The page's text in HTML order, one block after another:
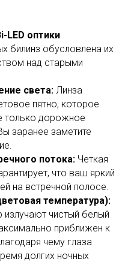
LED оптики
билинз обусловлена их
над старыми
света: Линза
пятно, которое
только дорожное
заранее заметите
потока: Четкая
что ваш яркий
на встречной полосе.
температура):
чистый белый
приближен к
чему глаза
долгих ночных